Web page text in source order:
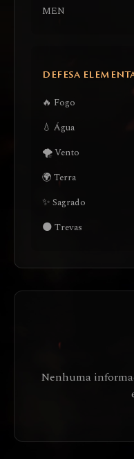
MEN
DEFESA
🔥 Fogo
💧 Água
🌪️ Vento
🌍 Terra
✨ Sagrado
🌑 Trevas
Nenhuma